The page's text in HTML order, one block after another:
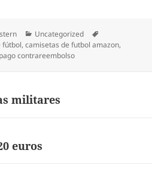
Categorías
Uncategorized
fútbol,camisetas de futbol amazon,
contrareembolso
militares
euros